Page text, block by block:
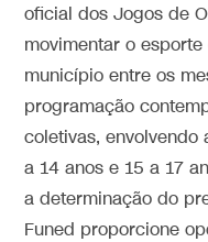
oficial dos Jogos de
movimentar o
município entre os
programação
coletivas, envolvendo
a 14 anos e 15 a 17
a determinação do
Funed proporcione